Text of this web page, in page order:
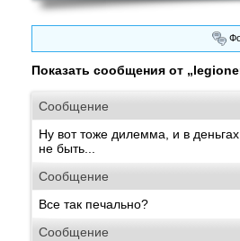
Показать сообщения от
Сообщение
Ну вот тоже дилемма, и в
не быть...
Сообщение
Все так печально?
Сообщение